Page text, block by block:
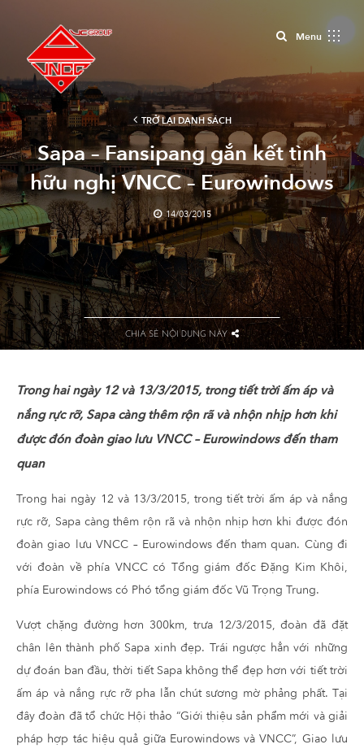
MenuClose
TRỞ LẠI DANH SÁCH
Sapa – Fansipang gắn kết tình
hữu nghị VNCC – Eurowindows
14/03/2015
CHIA SẺ NỘI DUNG NÀY
Trong hai ngày 12 và 13/3/2015, trong tiết trời ấm áp và
nắng rực rỡ, Sapa càng thêm rộn rã và nhộn nhịp hơn khi
được đón đoàn giao lưu VNCC – Eurowindows đến tham
quan
Trong hai ngày 12 và 13/3/2015, trong tiết trời ấm áp và nắng
rực rỡ, Sapa càng thêm rộn rã và nhộn nhịp hơn khi được đón
đoàn giao lưu VNCC – Eurowindows đến tham quan. Cùng đi
với đoàn về phía VNCC có Tổng giám đốc Đặng Kim Khôi,
phía Eurowindows có Phó tổng giám đốc Vũ Trọng Trung.
Vượt chặng đường hơn 300km, trưa 12/3/2015, đoàn đã đặt
chân lên thành phố Sapa xinh đẹp. Trái ngược hẳn với những
dự đoán ban đầu, thời tiết Sapa không thể đẹp hơn với tiết trời
ấm áp và nắng rực rỡ pha lẫn chút sương mờ phảng phất. Tại
đây đoàn đã tổ chức Hội thảo “Giới thiệu sản phẩm mới và giải
pháp hợp tác hiệu quả giữa Eurowindows và VNCC”, Giao lưu